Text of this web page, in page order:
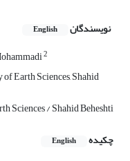
نویسندگان English
2
Earth Sciences, Shahid
Sciences / Shahid Beheshti
چکیده
English